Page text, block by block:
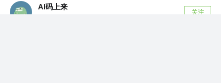
AI码上来
关注